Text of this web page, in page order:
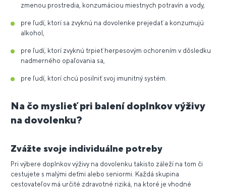
zmenou prostredia, konzumáciou miestnych potravín a vody,
pre ľudí, ktorí sa zvyknú na dovolenke prejedať a konzumujú
alkohol,
pre ľudí, ktorí zvyknú trpieť herpesovým ochorením v dôsledku
nadmerného opaľovania sa,
pre ľudí, ktorí chcú posilniť svoj imunitný systém.
Na čo myslieť pri balení doplnkov výživy
na dovolenku?
Zvážte svoje individuálne potreby
Pri výbere doplnkov výživy na dovolenku takisto záleží na tom či
cestujete s malými deťmi alebo seniormi. Každá skupina
cestovateľov má určité zdravotné riziká, na ktoré je vhodné